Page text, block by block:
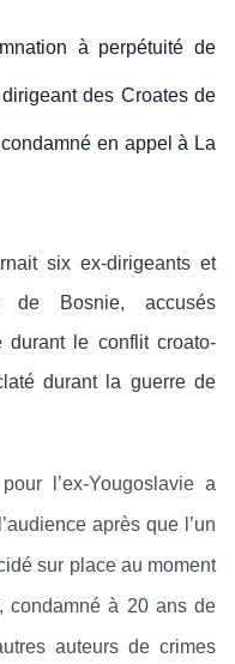
à perpétuité de
des Croates de
en appel à La
six ex-dirigeants et
de Bosnie, accusés
durant le conflit croato-
durant la guerre de
l’ex-Yougoslavie a
après que l’un
sur place au moment
condamné à 20 ans de
auteurs de crimes